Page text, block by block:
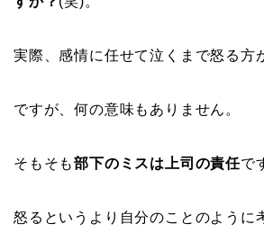
実際、感情に任せて泣くまで怒る方
ですが、何の意味もありません。
そもそも部下のミスは上司の責任で
怒るというより自分のことのように